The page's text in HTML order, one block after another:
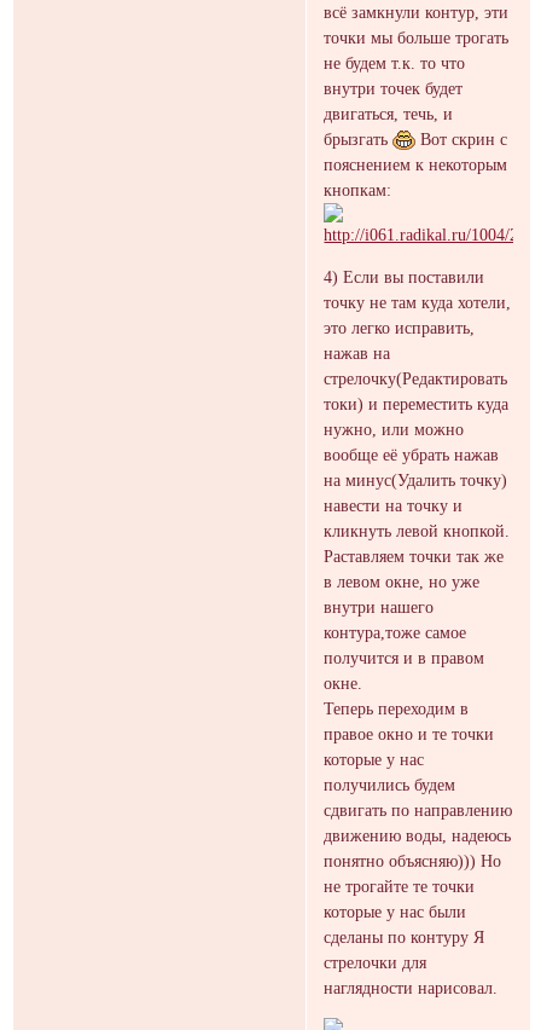
всё замкнули контур, эти
точки мы больше трогать
не будем т.к. то что
внутри точек будет
двигаться, течь, и
брызгать
Вот скрин с
пояснением к некоторым
кнопкам:
4) Если вы поставили
точку не там куда хотели,
это легко исправить,
нажав на
стрелочку(Редактировать
токи) и переместить куда
нужно, или можно
вообще её убрать нажав
на минус(Удалить точку)
навести на точку и
кликнуть левой кнопкой.
Раставляем точки так же
в левом окне, но уже
внутри нашего
контура,тоже самое
получится и в правом
окне.
Теперь переходим в
правое окно и те точки
которые у нас
получились будем
сдвигать по направлению
движению воды, надеюсь
понятно объясняю))) Но
не трогайте те точки
которые у нас были
сделаны по контуру Я
стрелочки для
наглядности нарисовал.